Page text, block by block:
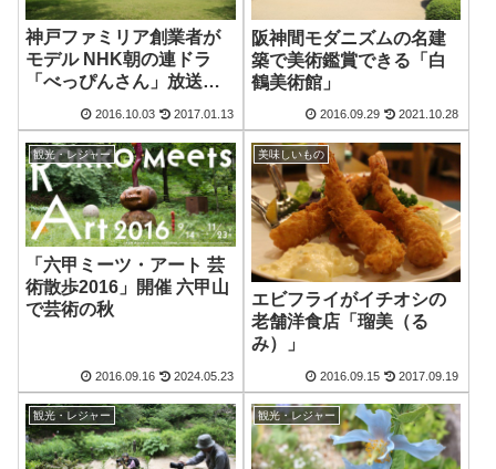
神戸ファミリア創業者が
モデル NHK朝の連ドラ
「べっぴんさん」放送開
2016.10.03 2017.01.13
阪神間モダニズムの名建
築で美術鑑賞できる「白
鶴美術館」
2016.09.29 2021.10.28
観光・レジャー
「六甲ミーツ・アート 芸
術散歩2016」開催 六甲山
で芸術の秋
2016.09.16 2024.05.23
美味しいもの
エビフライがイチオシの
老舗洋食店「瑠美（る
み）」
2016.09.15 2017.09.19
観光・レジャー 観光・レジャー